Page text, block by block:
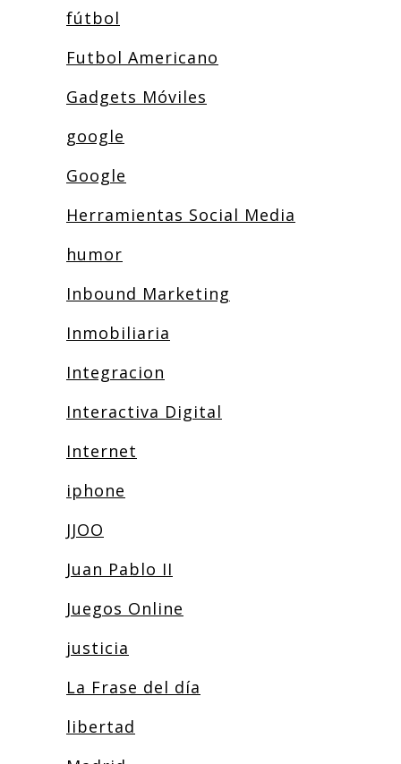
fútbol
Futbol Americano
Gadgets Móviles
google
Google
Herramientas Social Media
humor
Inbound Marketing
Inmobiliaria
Integracion
Interactiva Digital
Internet
iphone
JJOO
Juan Pablo II
Juegos Online
justicia
La Frase del día
libertad